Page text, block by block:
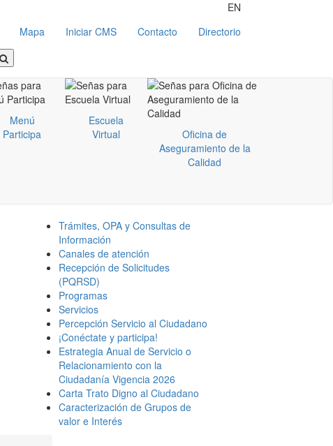
EN
Mapa Iniciar CMS Contacto Directorio
Menú
Participa
Escuela
Virtual
Oficina de
Aseguramiento de la
Calidad
Trámites, OPA y Consultas de
Información
Canales de atención
Recepción de Solicitudes
(PQRSD)
Programas
Servicios
Percepción Servicio al Ciudadano
¡Conéctate y participa!
Estrategia Anual de Servicio o
Relacionamiento con la
Ciudadanía Vigencia 2026
Carta Trato Digno al Ciudadano
Caracterización de Grupos de
valor e Interés